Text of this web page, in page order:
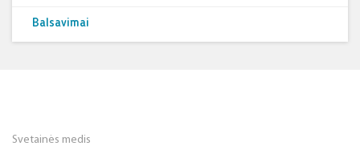
Balsavimai
Svetainės medis